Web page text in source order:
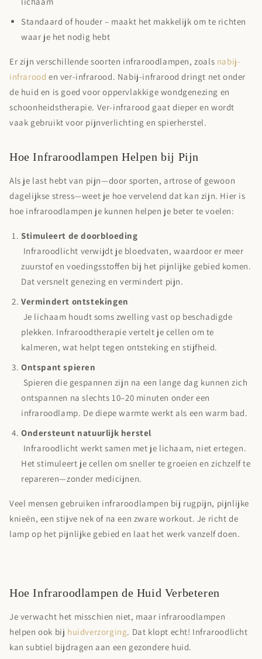
Standaard of houder – maakt het makkelijk om te richten
waar je het nodig hebt
Er zijn verschillende soorten infraroodlampen, zoals nabij-
infrarood en ver-infrarood. Nabij-infrarood dringt net onder
de huid en is goed voor oppervlakkige wondgenezing en
schoonheidstherapie. Ver-infrarood gaat dieper en wordt
vaak gebruikt voor pijnverlichting en spierherstel.
Hoe Infraroodlampen Helpen bij Pijn
Als je last hebt van pijn—door sporten, artrose of gewoon
dagelijkse stress—weet je hoe vervelend dat kan zijn. Hier is
hoe infraroodlampen je kunnen helpen je beter te voelen:
Stimuleert de doorbloeding
Infraroodlicht verwijdt je bloedvaten, waardoor er meer
zuurstof en voedingsstoffen bij het pijnlijke gebied komen.
Dat versnelt genezing en vermindert pijn.
Vermindert ontstekingen
Je lichaam houdt soms zwelling vast op beschadigde
plekken. Infraroodtherapie vertelt je cellen om te
kalmeren, wat helpt tegen ontsteking en stijfheid.
Ontspant spieren
Spieren die gespannen zijn na een lange dag kunnen zich
ontspannen na slechts 10–20 minuten onder een
infraroodlamp. De diepe warmte werkt als een warm bad.
Ondersteunt natuurlijk herstel
Infraroodlicht werkt samen met je lichaam, niet ertegen.
Het stimuleert je cellen om sneller te groeien en zichzelf te
repareren—zonder medicijnen.
Veel mensen gebruiken infraroodlampen bij rugpijn, pijnlijke
knieën, een stijve nek of na een zware workout. Je richt de
lamp op het pijnlijke gebied en laat het werk vanzelf doen.
Hoe Infraroodlampen de Huid Verbeteren
Je verwacht het misschien niet, maar infraroodlampen
helpen ook bij huidverzorging. Dat klopt echt! Infraroodlicht
kan subtiel bijdragen aan een gezondere huid.